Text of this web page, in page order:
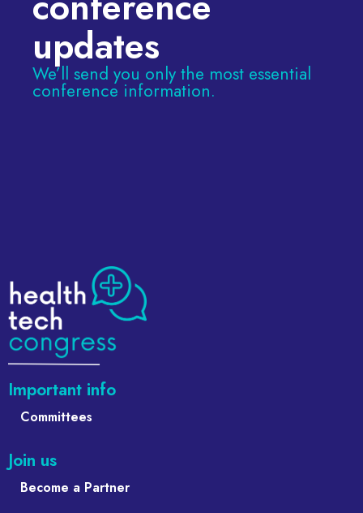
updates
We’ll send you only the most essential
conference information.
Important info
Committees
Join us
Become a Partner